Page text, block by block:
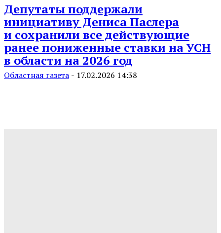
Депутаты поддержали
инициативу Дениса Паслера
и сохранили все действующие
ранее пониженные ставки на УСН
в области на 2026 год
Областная газета - 17.02.2026 14:38